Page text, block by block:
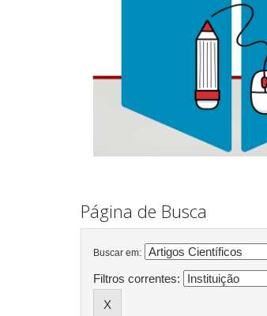
Página de Busca
Buscar em:
Filtros correntes: